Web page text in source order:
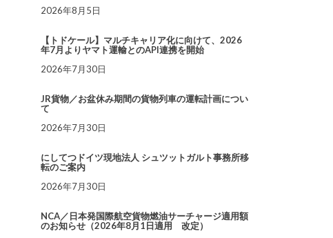
2026年8月5日
【トドケール】マルチキャリア化に向けて、2026
年7月よりヤマト運輸とのAPI連携を開始
2026年7月30日
JR貨物／お盆休み期間の貨物列車の運転計画につい
て
2026年7月30日
にしてつドイツ現地法人 シュツットガルト事務所移
転のご案内
2026年7月30日
NCA／日本発国際航空貨物燃油サーチャージ適用額
のお知らせ（2026年8月1日適用 改定）